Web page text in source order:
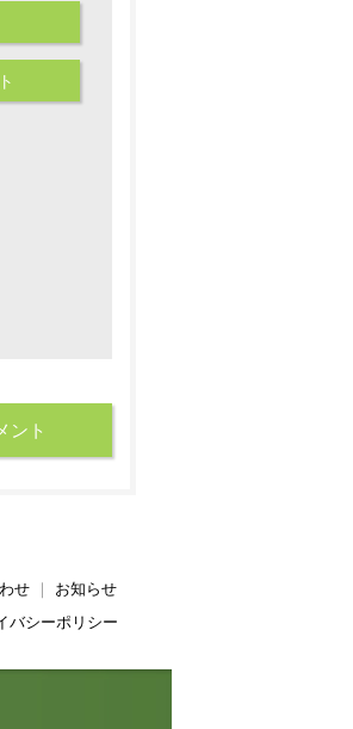
ント
せ｜ お知らせ
バシーポリシー